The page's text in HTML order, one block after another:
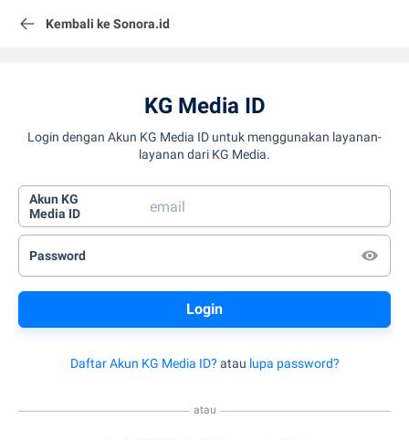
Kembali ke Sonora.id
KG Media ID
Login dengan Akun KG Media ID untuk menggunakan layanan-
layanan dari KG Media.
Akun KG
Media ID
Password
Daftar Akun KG Media ID? atau lupa password?
atau